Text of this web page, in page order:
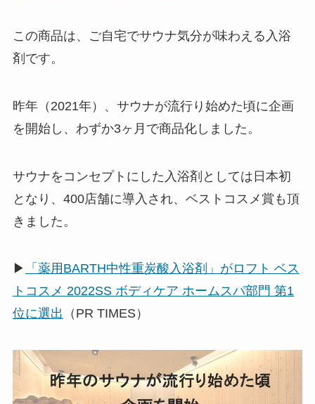
この商品は、ご自宅でサウナ気分が味わえる入浴
剤です。
昨年（2021年）、サウナが流行り始めた頃に企画
を開始し、わずか3ヶ月で商品化しました。
サウナをコンセプトにした入浴剤としては日本初
となり、400店舗に導入され、ベストコスメ賞も頂
きました。
▶
「薬用BARTH中性重炭酸入浴剤」がロフト ベス
トコスメ 2022SS ボディケア ホームスパ部門 第1
位に選出 （PR TIMES）